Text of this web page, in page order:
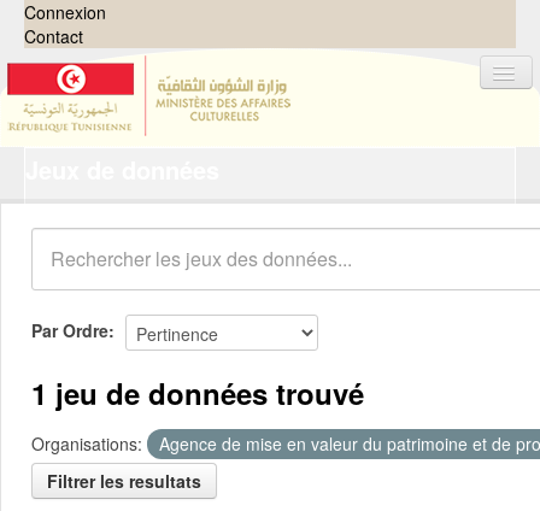
Connexion
Contact
Organisations
Groupes
Demandes 0
À propos
Par Ordre
1 jeu de données trouvé
Organisations:
Agence de mise en valeur du patrimoine et de
Filtrer les resultats